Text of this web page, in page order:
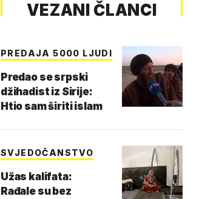
VEZANI ČLANCI
PREDAJA 5000 LJUDI
Predao se srpski
džihadist iz Sirije:
Htio sam širiti islam
SVJEDOČANSTVO
Užas kalifata:
Rađale su bez